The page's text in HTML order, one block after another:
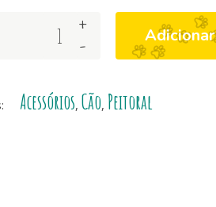
-
+ Adicionar
Acessórios, Cão, Peitoral